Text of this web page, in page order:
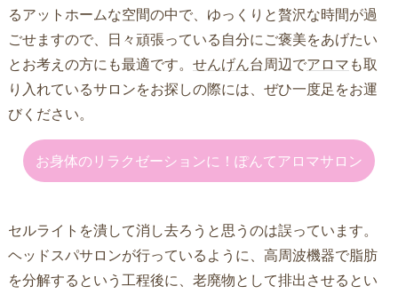
るアットホームな空間の中で、ゆっくりと贅沢な時間が過
ごせますので、日々頑張っている自分にご褒美をあげたい
とお考えの方にも最適です。 せんげん台周辺でアロマも取
り入れているサロンをお探しの際には、ぜひ一度足をお運
びください。
お身体のリラクゼーションに！ぽんてアロマサロン
セルライトを潰して消し去ろうと思うのは誤っています。
ヘッドスパサロンが行っているように、高周波機器で脂肪
を分解するという工程後に、老廃物として排出させるとい